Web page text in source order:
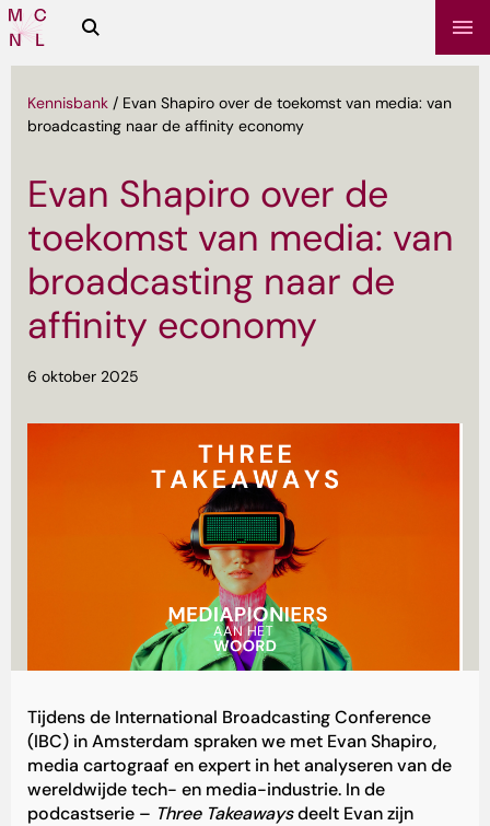
Media
Campus
Zoeken
Kennisbank / Evan Shapiro over de toekomst van media: van
broadcasting naar de affinity economy
Evan Shapiro over de
toekomst van media: van
broadcasting naar de
affinity economy
6 oktober 2025
Tijdens de International Broadcasting Conference
(IBC) in Amsterdam spraken we met Evan Shapiro,
media cartograaf en expert in het analyseren van de
wereldwijde tech- en media-industrie. In de
podcastserie – Three Takeawaysdeelt Evan zijn